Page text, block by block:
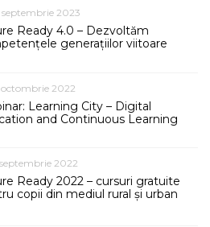
septembrie 2023
Ready 4.0 – Dezvoltăm
generațiilor viitoare
octombrie 2022
Learning City – Digital
and Continuous Learning
septembrie 2022
Ready 2022 – cursuri gratuite
copii din mediul rural și urban